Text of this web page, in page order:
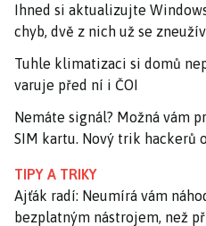
Ihned si aktualizujte
chyb, dvě z nich už se
Tuhle klimatizaci si domů
varuje před ní i ČOI
Nemáte signál? Možná vám
SIM kartu. Nový trik hackerů
TIPY A TRIKY
Ajťák radí: Neumírá vám
bezplatným nástrojem, než